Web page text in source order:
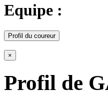
Equipe :
Profil du coureur
×
Profil de